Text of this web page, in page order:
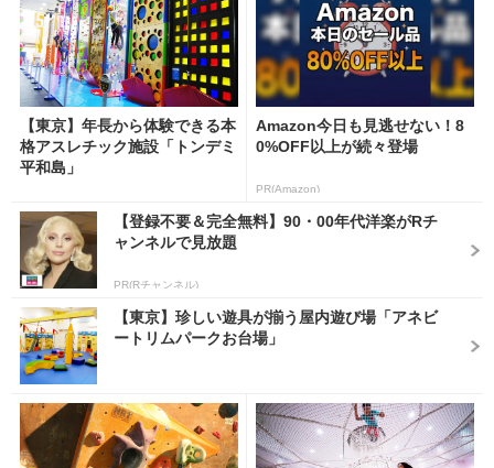
【東京】年長から体験できる本
格アスレチック施設「トンデミ
平和島」
Amazon今日も見逃せない！8
0%OFF以上が続々登場
PR(Amazon)
【登録不要＆完全無料】90・00年代洋楽がRチ
ャンネルで見放題
PR(Rチャンネル)
【東京】珍しい遊具が揃う屋内遊び場「アネビ
ートリムパークお台場」